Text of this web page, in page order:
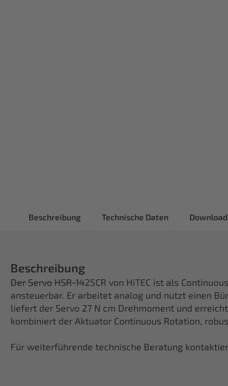
Beschreibung Technische Daten
Beschreibung
Der Servo HSR-1425CR von HiTEC ist als
ansteuerbar. Er arbeitet analog und nutzt einen
liefert der Servo 27 N cm Drehmoment und
kombiniert der Aktuator Continuous Rotation,
Für weiterführende technische Beratung